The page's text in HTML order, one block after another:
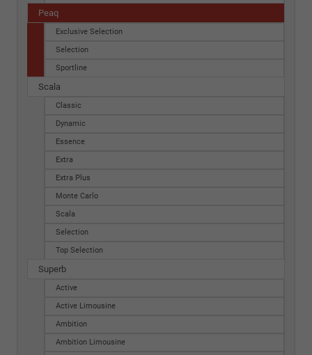
Peaq
Exclusive Selection
Selection
Sportline
Scala
Classic
Dynamic
Essence
Extra
Extra Plus
Monte Carlo
Scala
Selection
Top Selection
Superb
Active
Active Limousine
Ambition
Ambition Limousine